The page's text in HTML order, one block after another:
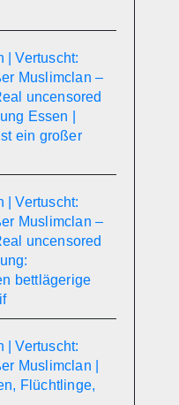
| Vertuscht:
Muslimclan –
uncensored
Essen |
ein großer
| Vertuscht:
Muslimclan –
uncensored
bettlägerige
| Vertuscht:
Muslimclan |
Flüchtlinge,